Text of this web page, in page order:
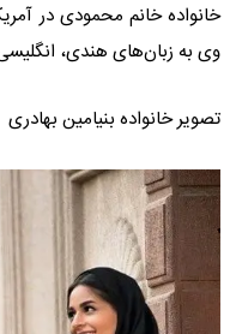
خانواده خانم محمودی در
وی به زبان‌های هندی،
تصویر خانواده بنیامین بهادری